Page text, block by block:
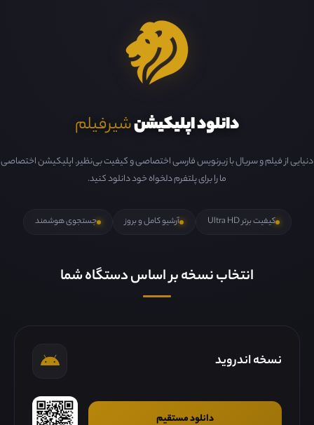
دانلود اپلیکیشنشیرفیلم
دنیایی از فیلم و سریال با زیرنویس فارسی اختصاصی و کیفیت بی‌نظیر. اپلیکیشن اختصاصی
ما را برای پلتفرم دلخواه خود دانلود کنید.
کیفیت برتر Ultra HD آرشیو کامل و بروز جستجوی هوشمند
انتخاب نسخه بر اساس دستگاه شما
نسخه اندروید
دانلود مستقیم